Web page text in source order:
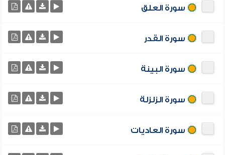
سورة العلق
سورة القدر
سورة البينة
سورة الزلزلة
سورة العاديات